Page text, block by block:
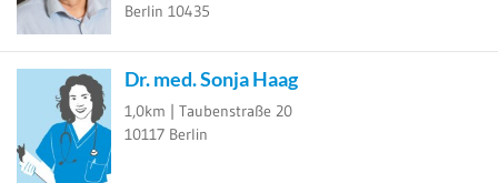
Berlin 10435
Dr. med. Sonja Haag
1,0km | Taubenstraße 20
10117 Berlin